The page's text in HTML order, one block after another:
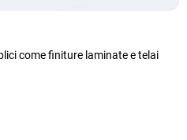
come finiture laminate e telai